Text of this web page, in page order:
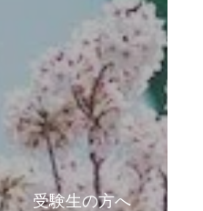
受験生の方へ